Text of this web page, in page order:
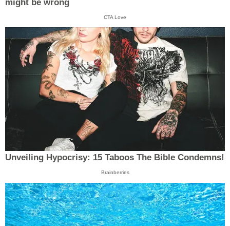
might be wrong
CTA Love
Unveiling Hypocrisy: 15 Taboos The Bible Condemns!
Brainberries